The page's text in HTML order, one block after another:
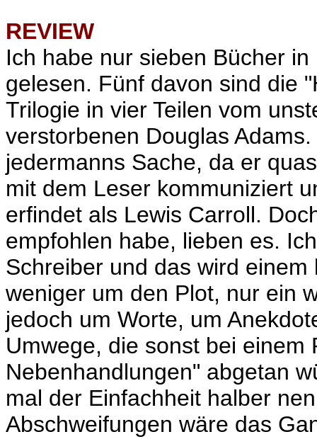
REVIEW
Ich habe nur sieben Bücher
gelesen. Fünf davon sind die
Trilogie in vier Teilen vom
verstorbenen Douglas
jedermanns Sache, da er
mit dem Leser kommuniziert
erfindet als Lewis Carroll.
empfohlen habe, lieben es.
Schreiber und das wird
weniger um den Plot, nur ein
jedoch um Worte, um
Umwege, die sonst bei einem
Nebenhandlungen" abgetan
mal der Einfachheit halber
Abschweifungen wäre das